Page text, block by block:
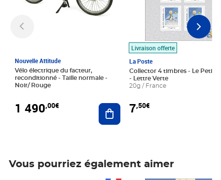
Nouvelle Attitude
Vélo électrique du facteur,
reconditionné - Taille normale -
Noir/ Rouge
1 490,00€ Ajouter au panier
Livraison offerte
La Poste
Collector 4 timbres - Le Petit
- Lettre Verte
20g / France
7,50€
Vous pourriez également aimer